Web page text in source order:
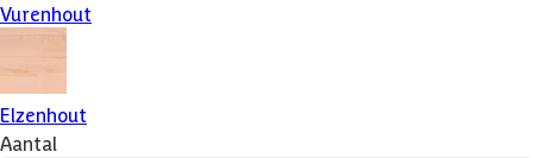
Vurenhout
Elzenhout
Aantal